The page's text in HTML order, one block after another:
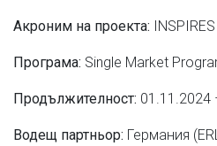
Акроним на проекта: INSPIRES
Програма: Single Market
Продължителност: 01.11.2024
Водещ партньор: Германия